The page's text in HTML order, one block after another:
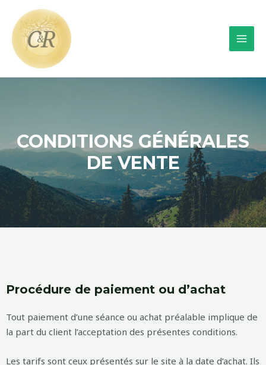
CONDITIONS GÉNÉRALES
DE VENTE
Procédure de paiement ou d’achat
Tout paiement d’une séance ou achat préalable implique de
la part du client l’acceptation des présentes conditions.
Les tarifs sont ceux présentés sur le site à la date d’achat. Ils